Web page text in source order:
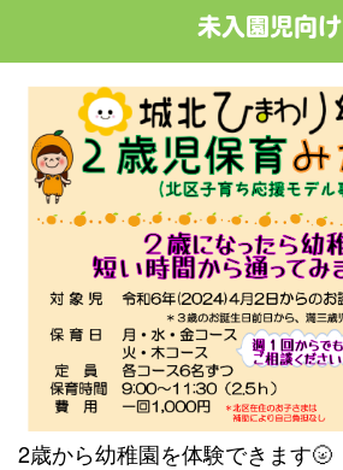
未入園児向け
2歳から幼稚園を体験できます🌝